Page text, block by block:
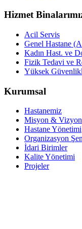
Hizmet
Acil Servis
Genel Hastane
Kadın Hast. ve
Fizik Tedavi ve
Yüksek
Kurumsal
Hastanemiz
Misyon & Vizyon
Hastane Yönetimi
Organizasyon
İdari Birimler
Kalite Yönetimi
Projeler